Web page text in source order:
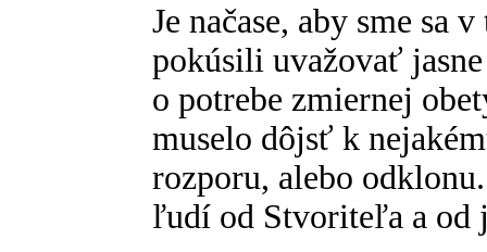
Je načase, aby sme sa
pokúsili uvažovať
o potrebe zmiernej
muselo dôjsť k
rozporu, alebo
ľudí od Stvoriteľa a od